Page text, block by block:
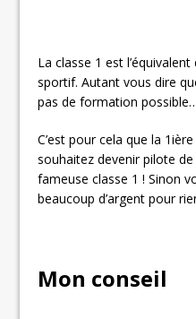
La classe 1 est
sportif. Autant vous dire
pas de formation
C’est pour cela que la
souhaitez devenir pilote
fameuse classe 1 ! Sinon
beaucoup d’argent pour
Mon conseil